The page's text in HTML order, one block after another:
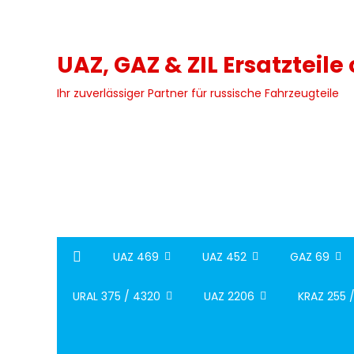
UAZ, GAZ & ZIL
Ihr zuverlässiger Partner für russische Fahrzeugteile
UAZ 469 UAZ 452 GAZ 69
URAL 375 / 4320 UAZ 2206 KRAZ 255